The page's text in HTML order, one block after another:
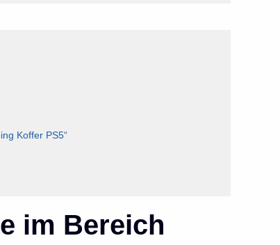
Koffer PS5“
im Bereich